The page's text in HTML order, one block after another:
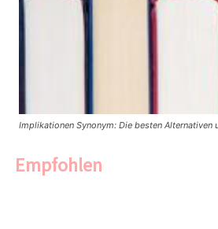
Implikationen Synonym: Die besten
Empfohlen